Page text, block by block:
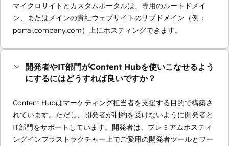
マイクロサイトとカスタムポータルは、専用のルートドメイ
ン、またはメインの貴社ウェブサイトのサブドメイン（例：
portal.company.com）上にホスティングできます。
開発者やIT部門がContent Hubを使いこなせるよう
にするにはどうすれば良いですか？
Content Hubはマーケティング担当者を支援する目的で構築さ
れています。ただし、開発者が制約を受けないように開発者と
IT部門をサポートしています。開発者は、プレミアムホスティ
ングインフラストラクチャー上でご愛用の開発者ツールとワー